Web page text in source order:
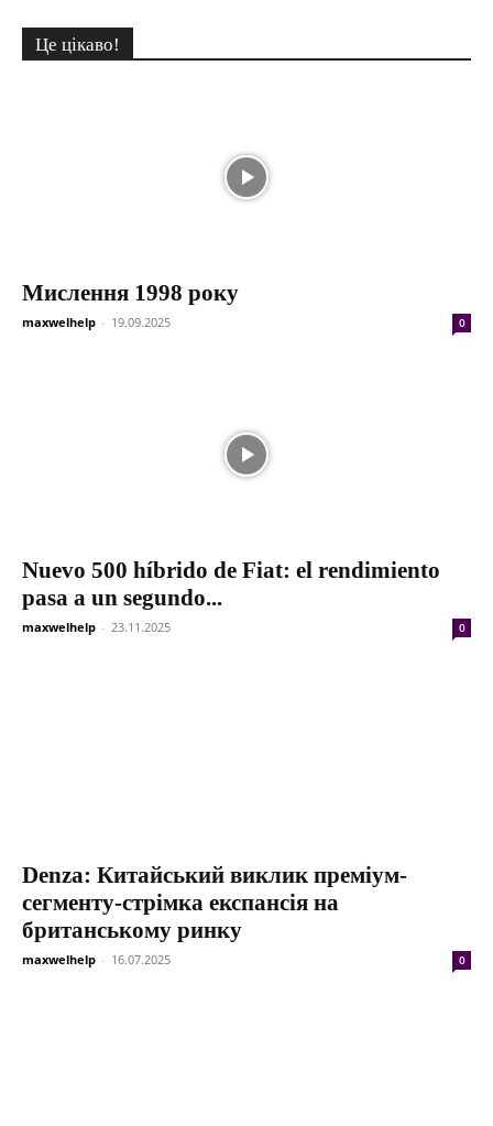
Це цікаво!
Мислення 1998 року
maxwelhelp - 19.09.2025 0
Nuevo 500 híbrido de Fiat: el rendimiento
pasa a un segundo...
maxwelhelp - 23.11.2025 0
Denza: Китайський виклик преміум-
сегменту-стрімка експансія на
британському ринку
maxwelhelp - 16.07.2025 0